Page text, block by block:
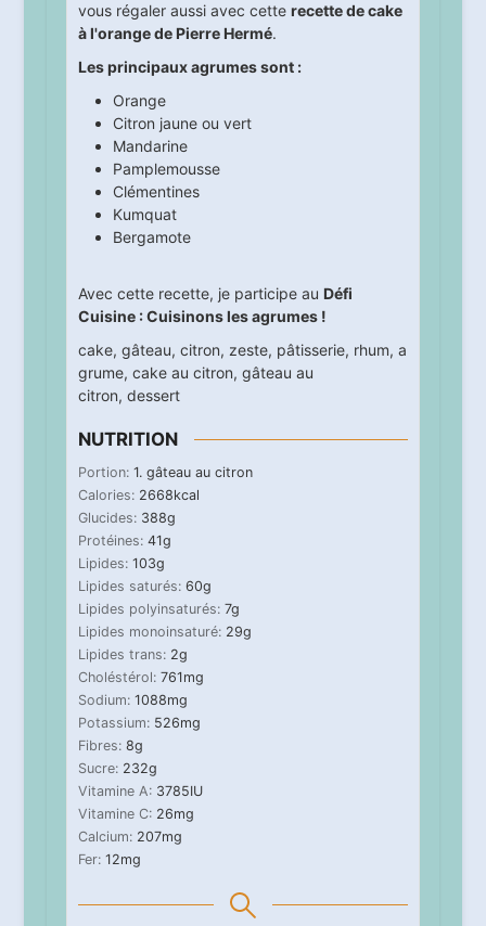
vous régaler aussi avec cette recette de cake
à l'orange de Pierre Hermé.
Les principaux agrumes sont :
Orange
Citron jaune ou vert
Mandarine
Pamplemousse
Clémentines
Kumquat
Bergamote
Avec cette recette, je participe au Défi
Cuisine : Cuisinons les agrumes !
cake, gâteau, citron, zeste, pâtisserie, rhum, a
grume, cake au citron, gâteau au
citron, dessert
NUTRITION
Portion: 1. gâteau au citron
Calories: 2668kcal
Glucides: 388g
Protéines: 41g
Lipides: 103g
Lipides saturés: 60g
Lipides polyinsaturés: 7g
Lipides monoinsaturé: 29g
Lipides trans: 2g
Choléstérol: 761mg
Sodium: 1088mg
Potassium: 526mg
Fibres: 8g
Sucre: 232g
Vitamine A: 3785IU
Vitamine C: 26mg
Calcium: 207mg
Fer: 12mg